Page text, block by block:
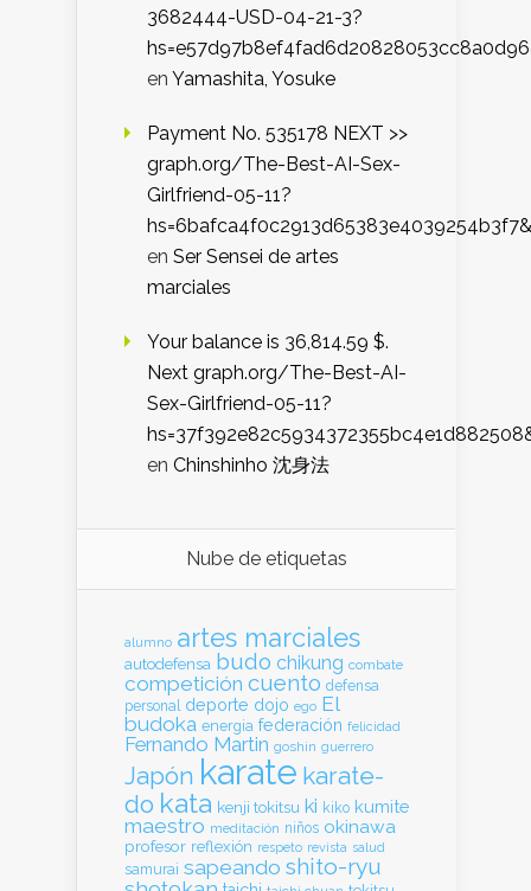
3682444-USD-04-21-3?
en Yamashita, Yosuke
Payment No. 535178 NEXT >>
graph.org/The-Best-AI-Sex-
Girlfriend-05-11?
hs=6bafca4f0c2913d65383e4039254b3f7&
en Ser Sensei de artes
marciales
Your balance is 36,814.59 $.
Next graph.org/The-Best-AI-
Sex-Girlfriend-05-11?
en Chinshinho 沈身法
Nube de etiquetas
alumno artes marciales
autodefensa budo chikung combate
competición cuento defensa
personal deporte dojo ego El
budoka energia federación felicidad
Fernando Martin goshin guerrero
Japón karate karate-
do kata kenji tokitsu ki kiko kumite
maestro meditación niños okinawa
profesor reflexión respeto revista salud
samurai sapeando shito-ryu